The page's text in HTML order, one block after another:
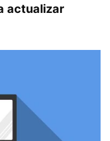
actualizar